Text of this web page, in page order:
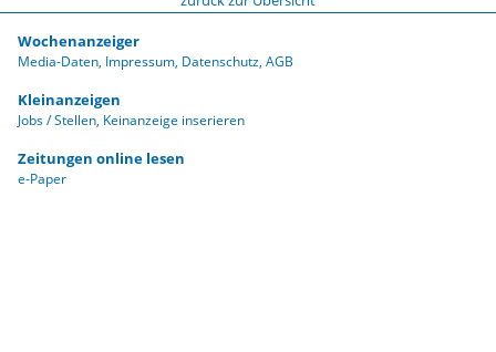
Wochenanzeiger
Media-Daten Impressum Datenschutz AGB
Kleinanzeigen
Jobs / Stellen Keinanzeige inserieren
Zeitungen online lesen
e-Paper